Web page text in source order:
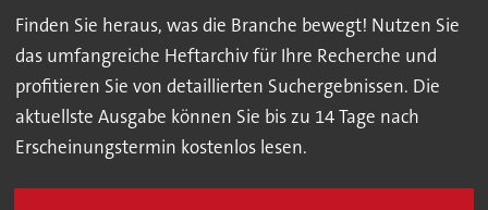
Finden Sie heraus, was die Branche bewegt! Nutzen Sie
das umfangreiche Heftarchiv für Ihre Recherche und
profitieren Sie von detaillierten Suchergebnissen. Die
aktuellste Ausgabe können Sie bis zu 14 Tage nach
Erscheinungstermin kostenlos lesen.